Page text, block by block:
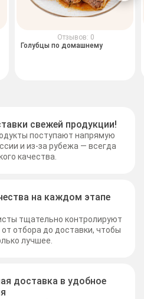
Отзывов: 0
Голубцы по домашнему
свежей продукции!
поступают напрямую
и из-за рубежа — всегда
качества.
на каждом этапе
тщательно контролируют
отбора до доставки, чтобы
лучшее.
доставка в удобное